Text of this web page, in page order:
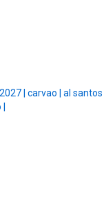
2027 | carvao | al santos |